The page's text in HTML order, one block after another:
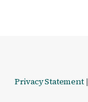
Privacy Statement |